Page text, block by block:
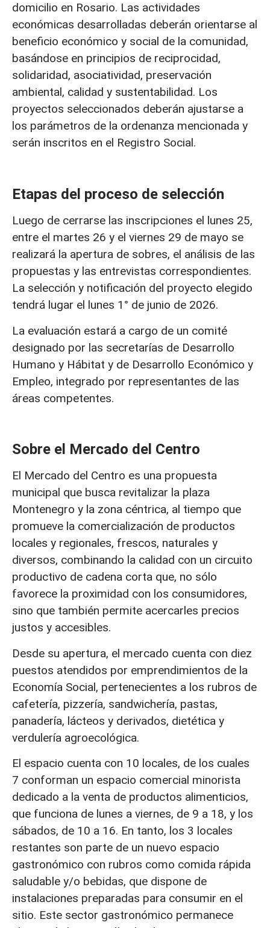
domicilio en Rosario. Las actividades
económicas desarrolladas deberán orientarse al
beneficio económico y social de la comunidad,
basándose en principios de reciprocidad,
solidaridad, asociatividad, preservación
ambiental, calidad y sustentabilidad. Los
proyectos seleccionados deberán ajustarse a
los parámetros de la ordenanza mencionada y
serán inscritos en el Registro Social.
Etapas del proceso de selección
Luego de cerrarse las inscripciones el lunes 25,
entre el martes 26 y el viernes 29 de mayo se
realizará la apertura de sobres, el análisis de las
propuestas y las entrevistas correspondientes.
La selección y notificación del proyecto elegido
tendrá lugar el lunes 1° de junio de 2026.
La evaluación estará a cargo de un comité
designado por las secretarías de Desarrollo
Humano y Hábitat y de Desarrollo Económico y
Empleo, integrado por representantes de las
áreas competentes.
Sobre el Mercado del Centro
El Mercado del Centro es una propuesta
municipal que busca revitalizar la plaza
Montenegro y la zona céntrica, al tiempo que
promueve la comercialización de productos
locales y regionales, frescos, naturales y
diversos, combinando la calidad con un circuito
productivo de cadena corta que, no sólo
favorece la proximidad con los consumidores,
sino que también permite acercarles precios
justos y accesibles.
Desde su apertura, el mercado cuenta con diez
puestos atendidos por emprendimientos de la
Economía Social, pertenecientes a los rubros de
cafetería, pizzería, sandwichería, pastas,
panadería, lácteos y derivados, dietética y
verdulería agroecológica.
El espacio cuenta con 10 locales, de los cuales
7 conforman un espacio comercial minorista
dedicado a la venta de productos alimenticios,
que funciona de lunes a viernes, de 9 a 18, y los
sábados, de 10 a 16. En tanto, los 3 locales
restantes son parte de un nuevo espacio
gastronómico con rubros como comida rápida
saludable y/o bebidas, que dispone de
instalaciones preparadas para consumir en el
sitio. Este sector gastronómico permanece